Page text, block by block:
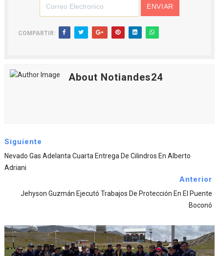
COMPARTIR:
About Notiandes24
Siguiente
Nevado Gas Adelanta Cuarta Entrega De Cilindros En Alberto
Adriani
Anterior
Jehyson Guzmán Ejecutó Trabajos De Protección En El Puente
Boconó